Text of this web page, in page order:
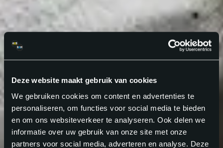
Deze website maakt gebruik van cookies
We gebruiken cookies om content en advertenties te
personaliseren, om functies voor social media te bieden
en om ons websiteverkeer te analyseren. Ook delen we
informatie over uw gebruik van onze site met onze
partners voor social media, adverteren en analyse. Deze